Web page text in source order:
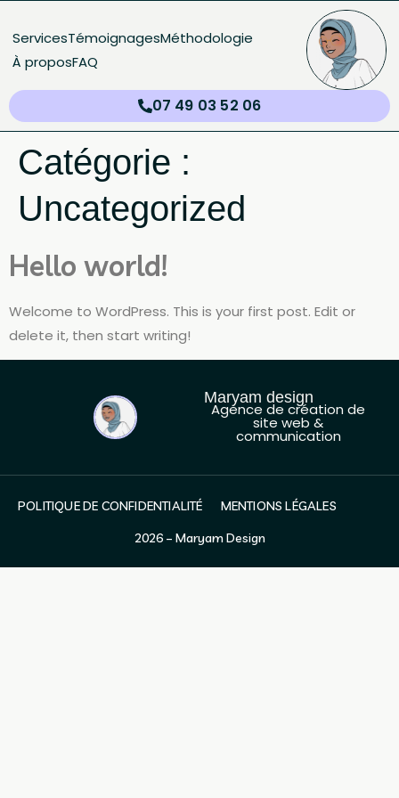
ServicesTémoignagesMéthodologie
À proposFAQ
07 49 03 52 06
Catégorie :
Uncategorized
Hello world!
Welcome to WordPress. This is your first post. Edit or
delete it, then start writing!
Maryam design
Agence de création de
site web &
communication
2026 – Maryam Design
POLITIQUE DE CONFIDENTIALITÉ MENTIONS LÉGALES